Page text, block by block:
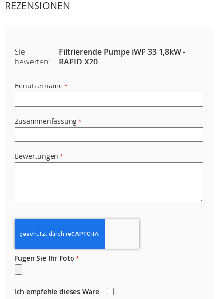
REZENSIONEN
Sie
bewerten:
Filtrierende Pumpe iWP 33 1,8kW -
RAPID X20
Benutzername
Zusammenfassung
Bewertungen
Fügen Sie Ihr Foto
Ich empfehle dieses Ware